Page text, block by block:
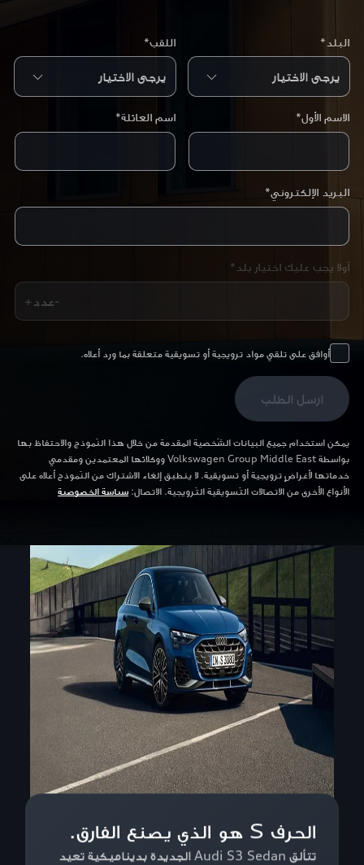
البلد* اللقب*
الاسم الأول* اسم العائلة*
البريد الإلكتروني*
أولا يجب عليك اختيار بلد*
+عدد-
أوافق على تلقي مواد ترويجية أو تسويقية متعلقة بما ورد أعلاه.
ارسل الطلب
يمكن استخدام جميع البيانات الشّخصية المقدمة من خلال هذا النّموذج والاحتفاظ بها
بواسطة Volkswagen Group Middle East ووكلائها المعتمدين ومقدمي
خدماتها لأغراضٍ ترويجية أو تسويقية. لا ينطبق إلغاء الاشتراك من النّموذج أعلاه على
الأنواع الأخرى من الاتصالات التّسويقية التّرويجية. الاتصال: سياسة الخصوصية
الحرف S هو الذي يصنع الفارق.
تتألق Audi S3 Sedan الجديدة بديناميكية تعيد